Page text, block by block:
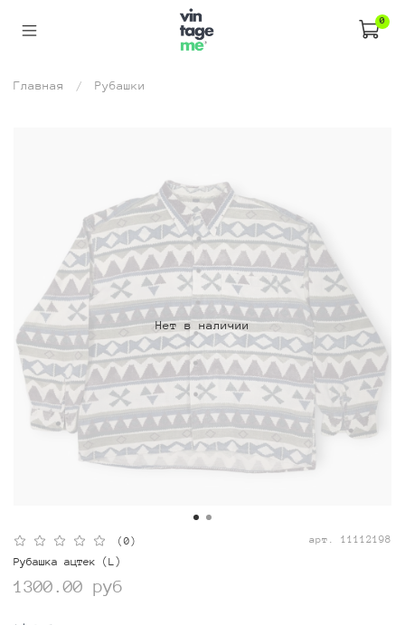
0
Главная Рубашки
Нет в наличии
(0) арт. 11112198
Рубашка ацтек (L)
1300.00 руб